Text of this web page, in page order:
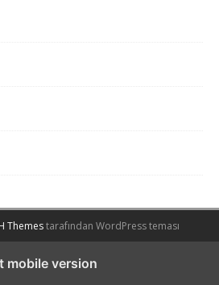
Themestarafından WordPress teması
mobile version